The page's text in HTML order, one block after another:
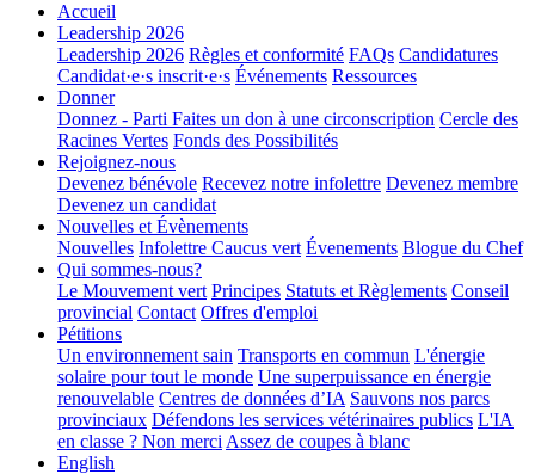
Accueil
Leadership 2026
Leadership 2026 Règles et conformité FAQs Candidatures
Candidat·e·s inscrit·e·s Événements Ressources
Donner
Donnez - Parti Faites un don à une circonscription Cercle des
Racines Vertes Fonds des Possibilités
Rejoignez-nous
Devenez bénévole Recevez notre infolettre Devenez membre
Devenez un candidat
Nouvelles et Évènements
Nouvelles Infolettre Caucus vert Évenements Blogue du Chef
Qui sommes-nous?
Le Mouvement vert Principes Statuts et Règlements Conseil
provincial Contact Offres d'emploi
Pétitions
Un environnement sain Transports en commun L'énergie
solaire pour tout le monde Une superpuissance en énergie
renouvelable Centres de données d’IA Sauvons nos parcs
provinciaux Défendons les services vétérinaires publics L'IA
en classe ? Non merci Assez de coupes à blanc
English